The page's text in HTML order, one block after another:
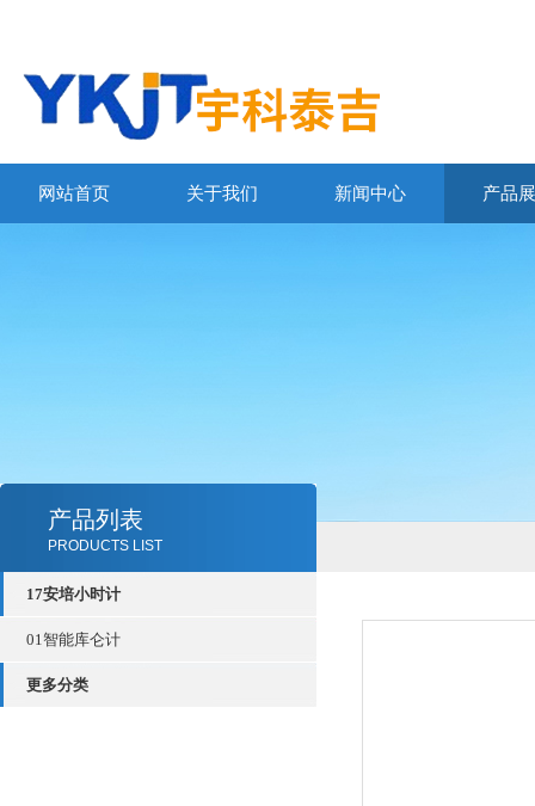
网站首页 关于我们 新闻中心 产品
产品列表
PRODUCTS LIST
17安培小时计
01智能库仑计
更多分类